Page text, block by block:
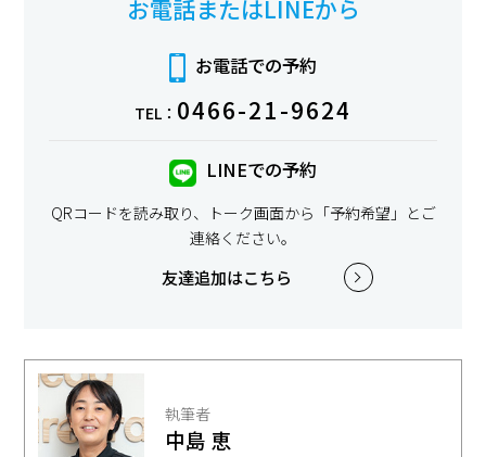
お電話またはLINEから
お電話での予約
TEL： 0466-21-9624
LINEでの予約
QRコードを読み取り、トーク画面から「予約希望」とご
連絡ください。
友達追加はこちら
執筆者
中島 恵